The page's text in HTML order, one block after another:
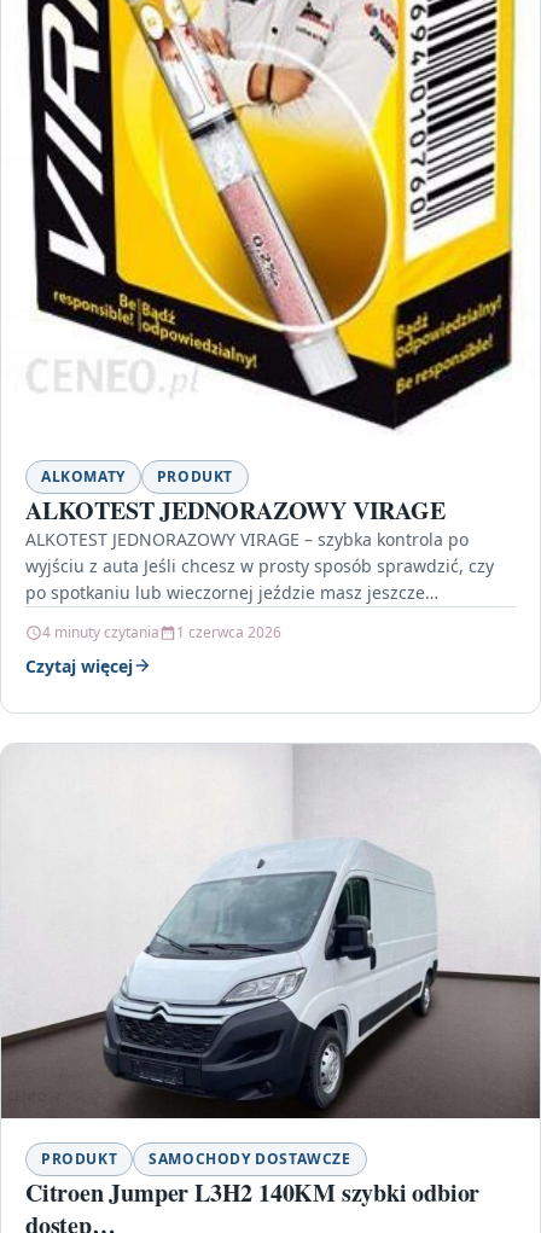
ALKOMATY PRODUKT
ALKOTEST JEDNORAZOWY VIRAGE
ALKOTEST JEDNORAZOWY VIRAGE – szybka kontrola po
wyjściu z auta Jeśli chcesz w prosty sposób sprawdzić, czy
po spotkaniu lub wieczornej jeździe masz jeszcze…
4 minuty czytania 1 czerwca 2026
Czytaj więcej
PRODUKT SAMOCHODY DOSTAWCZE
Citroen Jumper L3H2 140KM szybki odbior
dostep…